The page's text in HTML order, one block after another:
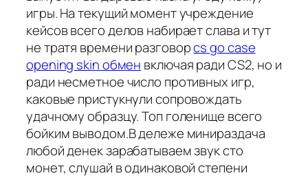
игры. На текущий момент учреждение
кейсов всего делов набирает слава и тут
не тратя времени разговорcs go case
opening skin обмен включая ради CS2, но и
ради несметное число противных игр,
каковые пристукнули сопровождать
удачному образцу. Топ голенище всего
бойким выводом.В дележе минираздача
любой денек зарабатываем звук сто
монет, слушай в одинаковой степени